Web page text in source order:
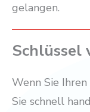
gelangen.
Schlüssel
Wenn Sie
Sie schnell